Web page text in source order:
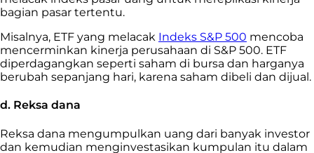
bagian pasar tertentu.
Misalnya, ETF yang melacak Indeks S&P 500 mencoba
mencerminkan kinerja perusahaan di S&P 500. ETF
diperdagangkan seperti saham di bursa dan harganya
berubah sepanjang hari, karena saham dibeli dan dijual.
d. Reksa dana
Reksa dana mengumpulkan uang dari banyak investor
dan kemudian menginvestasikan kumpulan itu dalam